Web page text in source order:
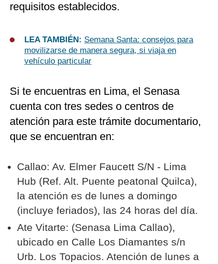
requisitos establecidos.
LEA TAMBIÉN: Semana Santa: consejos para
movilizarse de manera segura, si viaja en
vehículo particular
Si te encuentras en Lima, el Senasa
cuenta con tres sedes o centros de
atención para este trámite documentario,
que se encuentran en:
Callao: Av. Elmer Faucett S/N - Lima
Hub (Ref. Alt. Puente peatonal Quilca),
la atención es de lunes a domingo
(incluye feriados), las 24 horas del día.
Ate Vitarte: (Senasa Lima Callao),
ubicado en Calle Los Diamantes s/n
Urb. Los Topacios. Atención de lunes a